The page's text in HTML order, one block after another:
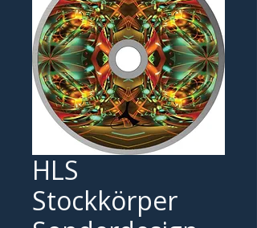
HLS
Stockkörper